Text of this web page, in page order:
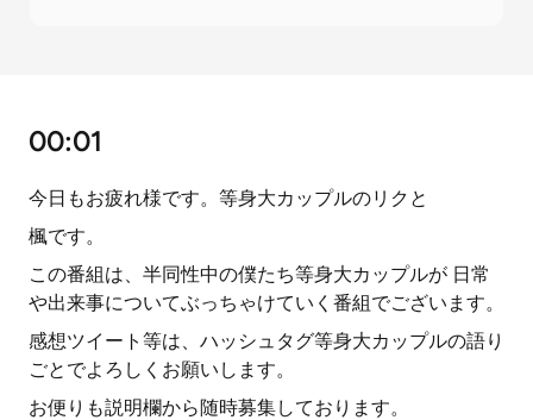
00:01
今日もお疲れ様です。等身大カップルのリクと
楓です。
この番組は、半同性中の僕たち等身大カップルが 日常
や出来事についてぶっちゃけていく番組でございます。
感想ツイート等は、ハッシュタグ等身大カップルの語り
ごとでよろしくお願いします。
お便りも説明欄から随時募集しております。